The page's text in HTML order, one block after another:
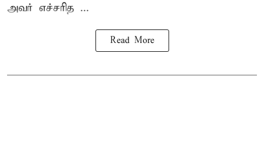
அவர் எச்சரித ...
Read More